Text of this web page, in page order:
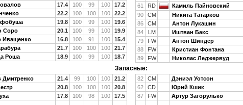
17.4 100 99 100
17.2
22.2 100 100 100
22.2
19.8 100 99 100
19.6
Соро 20.1 100 99 100
19.9
Иващенко 16.8 100 91 100
15.4
21.7 100 100 100
21.7
Роша 18.9 100 99 100 18.7
61
RD Камиль Пайновский
90
CM Никита Татарков
86
CM Антон Лукашин
84
LM Иштван Бакс
79
FW Антон Шиндер
88
FW Кристиан Фонтана
89
FW Николас Леджервуд
Запасные:
Дмитренко 21.4 99 100 100
21.2
20.8 100 100 100
20.8
17.8 100 98 100 17.5
82 CM Дэниэл Уотсон
62
CD Юрий Кшик
87
FW Артур Загорулько